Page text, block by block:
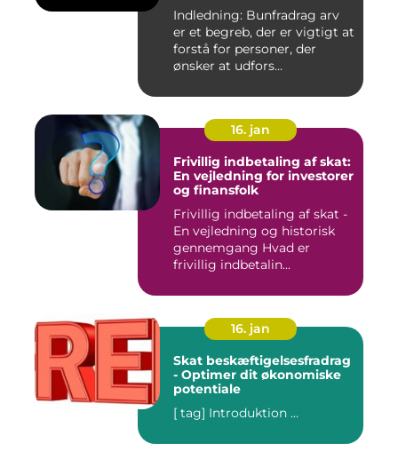
Indledning: Bunfradrag arv
er et begreb, der er vigtigt at
forstå for personer, der
ønsker at udfors...
16. jan
Frivillig indbetaling af skat:
En vejledning for investorer
og finansfolk
Frivillig indbetaling af skat -
En vejledning og historisk
gennemgang Hvad er
frivillig indbetalin...
16. jan
Skat beskæftigelsesfradrag
- Optimer dit økonomiske
potentiale
[ tag] Introduktion ...